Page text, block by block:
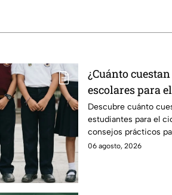
¿Cuánto
escolares para
según su grado?
Descubre cuánto
estudiantes para el
consejos prácticos
escolares.
06 agosto, 2026